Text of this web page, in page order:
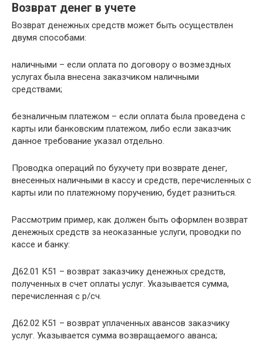
Возврат денег в учете
Возврат денежных средств может быть осуществлен
двумя способами:
наличными – если оплата по договору о возмездных
услугах была внесена заказчиком наличными
средствами;
безналичным платежом – если оплата была проведена с
карты или банковским платежом, либо если заказчик
данное требование указал отдельно.
Проводка операций по бухучету при возврате денег,
внесенных наличными в кассу и средств, перечисленных с
карты или по платежному поручению, будет разниться.
Рассмотрим пример, как должен быть оформлен возврат
денежных средств за неоказанные услуги, проводки по
кассе и банку:
Д62.01 К51 – возврат заказчику денежных средств,
полученных в счет оплаты услуг. Указывается сумма,
перечисленная с р/сч.
Д62.02 К51 – возврат уплаченных авансов заказчику
услуг. Указывается сумма возвращаемого аванса;